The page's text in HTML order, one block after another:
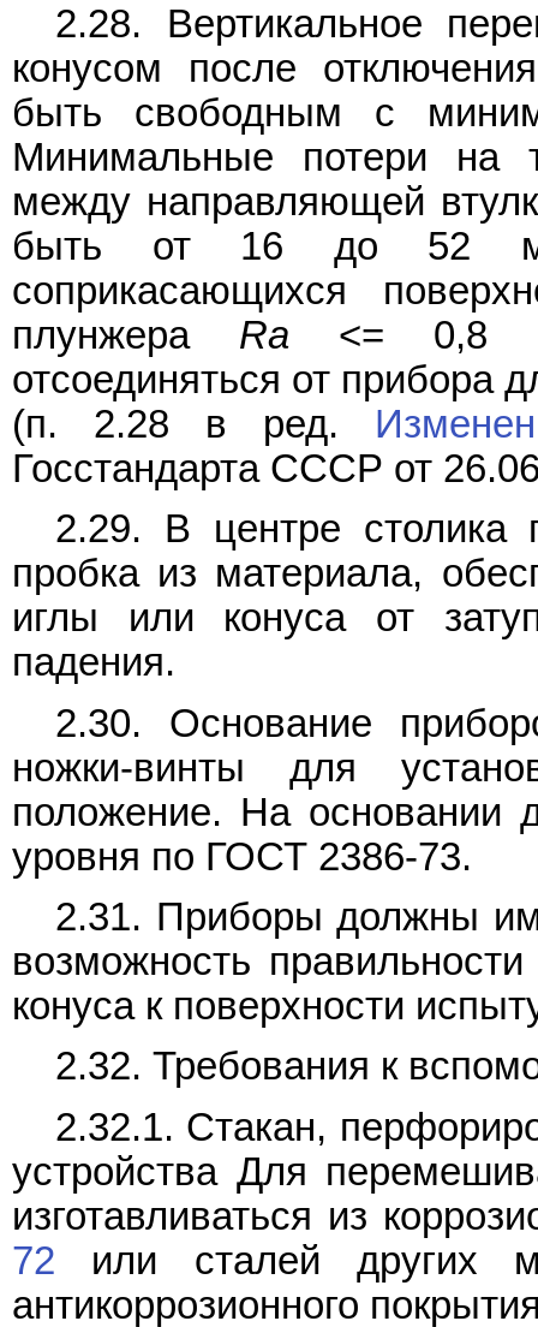
2.28. Вертикальное
конусом после
быть свободным с
Минимальные потери на
между направляющей
быть от 16 до 52
соприкасающихся
плунжера Ra <= 0,8
отсоединяться от прибора
(п. 2.28 в ред.
Госстандарта СССР от
2.29. В центре столика
пробка из материала,
иглы или конуса от
падения.
2.30. Основание
ножки-винты для
положение. На основании
уровня по ГОСТ 2386-73.
2.31. Приборы должны
возможность
конуса к поверхности
2.32. Требования к
2.32.1. Стакан,
устройства Для
изготавливаться из
72 или сталей других
антикоррозионного